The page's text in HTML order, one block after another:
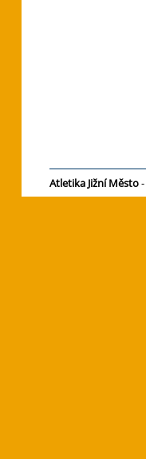
Atletika Jižní Město-